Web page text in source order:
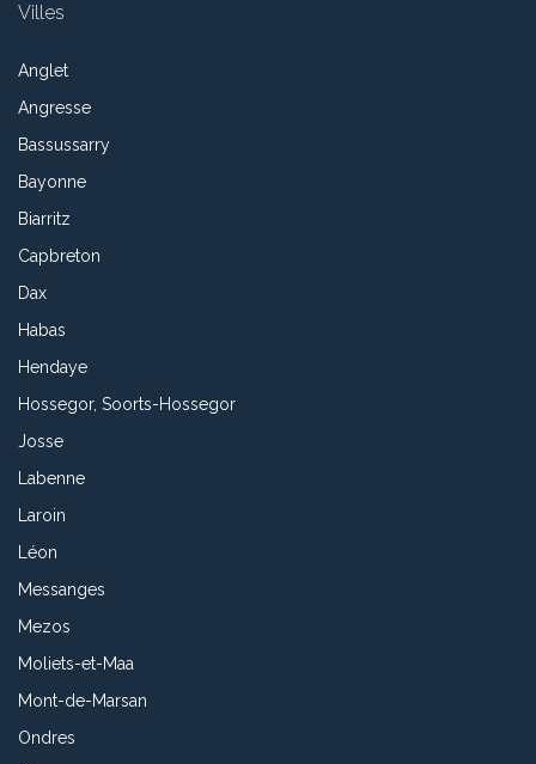
Villes
Anglet
Angresse
Bassussarry
Bayonne
Biarritz
Capbreton
Dax
Habas
Hendaye
Hossegor, Soorts-Hossegor
Josse
Labenne
Laroin
Léon
Messanges
Mezos
Moliets-et-Maa
Mont-de-Marsan
Ondres